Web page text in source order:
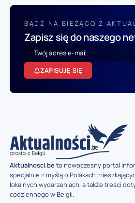
BĄDŹ NA BIEŻĄCO Z
Zapisz się do naszego
ZAPISUJĘ SIĘ
Aktualnosci.beto nowoczesny portal
specjalnie z myślą o Polakach
lokalnych wydarzeniach, a także treści
codziennego w Belgii.